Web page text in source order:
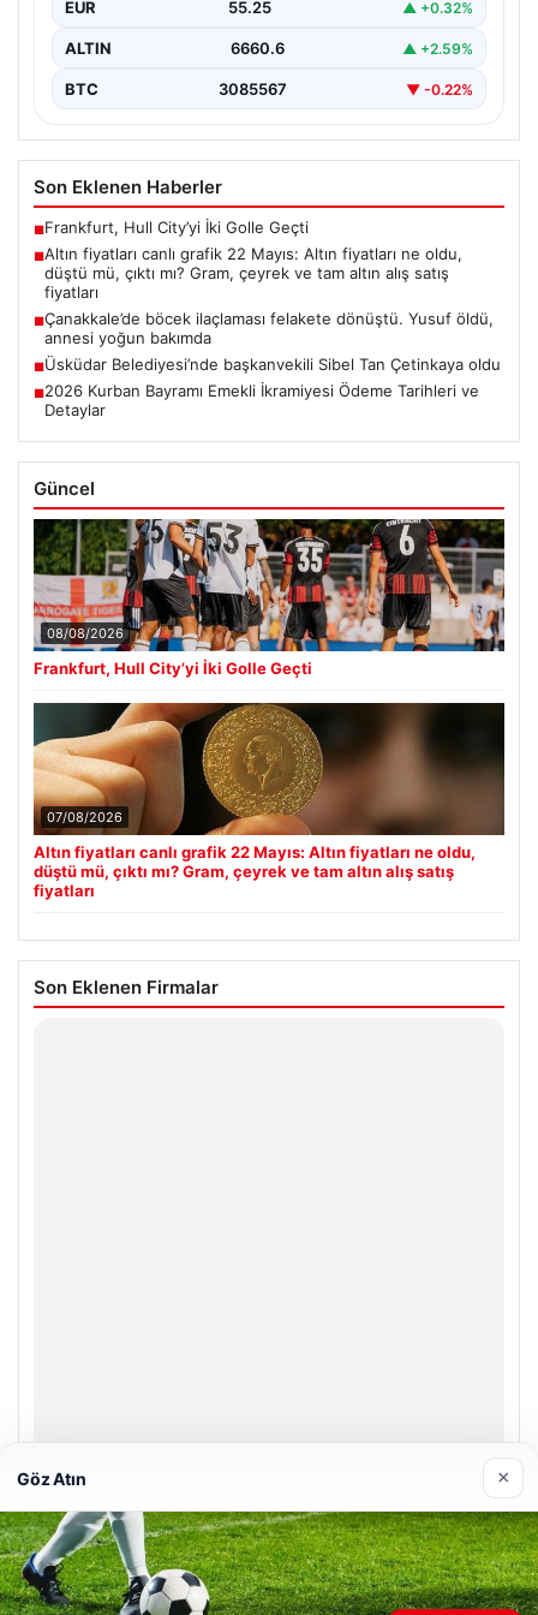
EUR 55.25 ▲ +0.32%
ALTIN 6660.6 ▲ +2.59%
BTC 3085567 ▼ -0.22%
Son Eklenen Haberler
■Frankfurt, Hull City’yi İki Golle Geçti
■Altın fiyatları canlı grafik 22 Mayıs: Altın fiyatları ne oldu,
düştü mü, çıktı mı? Gram, çeyrek ve tam altın alış satış
fiyatları
■Çanakkale’de böcek ilaçlaması felakete dönüştü. Yusuf öldü,
annesi yoğun bakımda
■Üsküdar Belediyesi’nde başkanvekili Sibel Tan Çetinkaya oldu
■2026 Kurban Bayramı Emekli İkramiyesi Ödeme Tarihleri ve
Detaylar
Güncel
08/08/2026
Frankfurt, Hull City’yi İki Golle Geçti
07/08/2026
Altın fiyatları canlı grafik 22 Mayıs: Altın fiyatları ne oldu,
düştü mü, çıktı mı? Gram, çeyrek ve tam altın alış satış
fiyatları
Son Eklenen Firmalar
Enes Kaplan Avukatlık Bürosu
28/04/2026
Göz Atın ×